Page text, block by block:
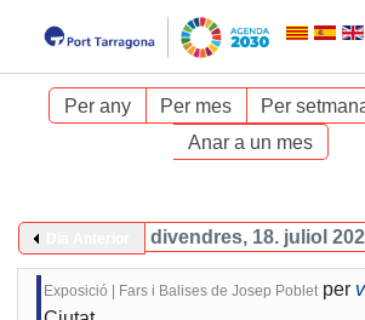
Per any Per mes Per
Anar a un mes
divendres, 18. juliol
Exposició | Fars i Balises de Josep Poblet per